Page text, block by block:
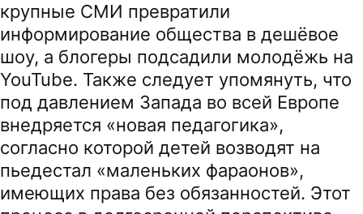
крупные СМИ превратили
информирование общества в дешёвое
шоу, а блогеры подсадили молодёжь на
YouTube. Также следует упомянуть, что
под давлением Запада во всей Европе
внедряется «новая педагогика»,
согласно которой детей возводят на
пьедестал «маленьких фараонов»,
имеющих права без обязанностей. Этот